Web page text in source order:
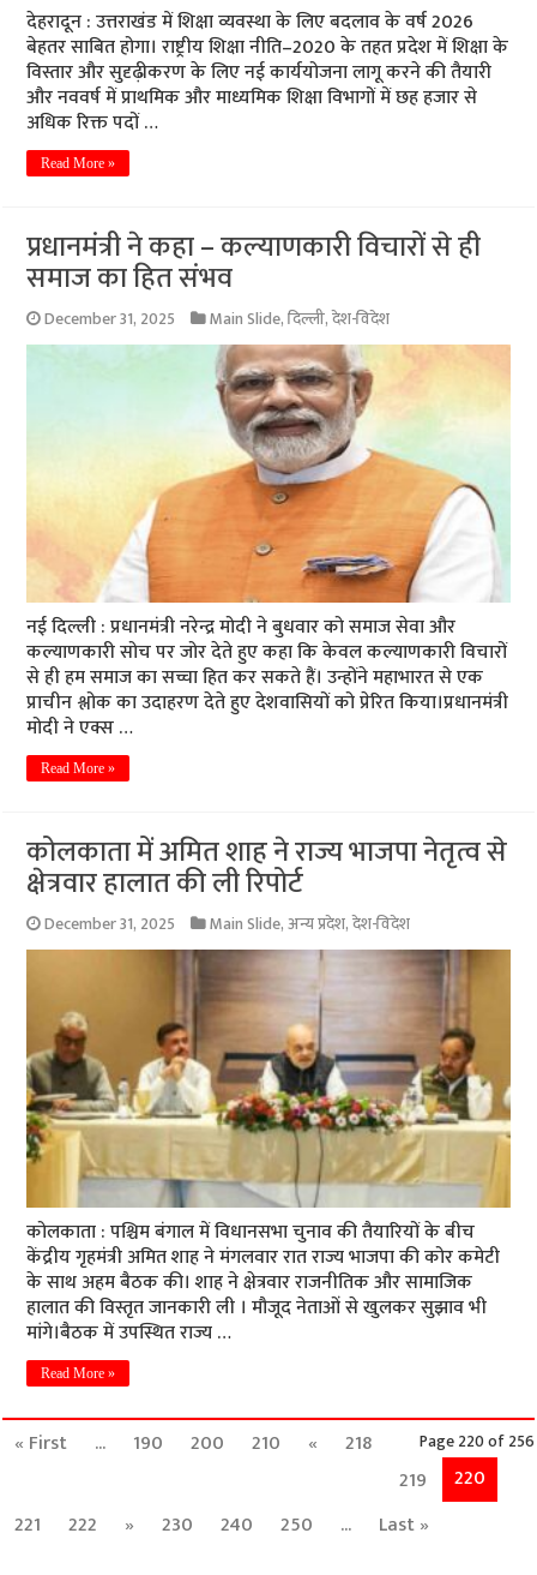
देहरादून : उत्तराखंड में शिक्षा व्यवस्था के लिए बदलाव के वर्ष 2026
बेहतर साबित होगा। राष्ट्रीय शिक्षा नीति–2020 के तहत प्रदेश में शिक्षा के
विस्तार और सुदृढ़ीकरण के लिए नई कार्ययोजना लागू करने की तैयारी
और नववर्ष में प्राथमिक और माध्यमिक शिक्षा विभागों में छह हजार से
अधिक रिक्त पदों …
Read More »
प्रधानमंत्री ने कहा – कल्याणकारी विचारों से ही
समाज का हित संभव
December 31, 2025 Main Slide,दिल्ली,देश-विदेश
नई दिल्ली : प्रधानमंत्री नरेन्द्र मोदी ने बुधवार को समाज सेवा और
कल्याणकारी सोच पर जोर देते हुए कहा कि केवल कल्याणकारी विचारों
से ही हम समाज का सच्चा हित कर सकते हैं। उन्होंने महाभारत से एक
प्राचीन श्लोक का उदाहरण देते हुए देशवासियों को प्रेरित किया।प्रधानमंत्री
मोदी ने एक्स …
Read More »
कोलकाता में अमित शाह ने राज्य भाजपा नेतृत्व से
क्षेत्रवार हालात की ली रिपोर्ट
December 31, 2025 Main Slide,अन्य प्रदेश,देश-विदेश
कोलकाता : पश्चिम बंगाल में विधानसभा चुनाव की तैयारियों के बीच
केंद्रीय गृहमंत्री अमित शाह ने मंगलवार रात राज्य भाजपा की कोर कमेटी
के साथ अहम बैठक की। शाह ने क्षेत्रवार राजनीतिक और सामाजिक
हालात की विस्तृत जानकारी ली । मौजूद नेताओं से खुलकर सुझाव भी
मांगे।बैठक में उपस्थित राज्य …
Read More »
Page 220 of 256
« First ... 190 200 210 «
218
219
220
221
222 » 230 240 250 ... Last »